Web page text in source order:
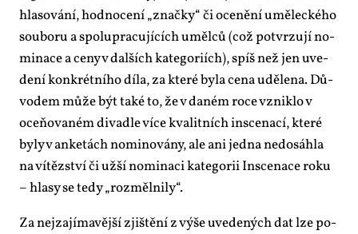
hla­so­vá­ní, hod­no­ce­ní „znač­ky“ či oce­ně­ní umě­lec­ké­ho
sou­bo­ru a spo­lu­pra­cu­jí­cích uměl­ců (což po­tvr­zu­jí no­
mi­na­ce a ce­ny v dal­ších ka­te­go­ri­ích), spíš než jen uve­
de­ní kon­krét­ní­ho dí­la, za kte­ré by­la ce­na udě­le­na. Dů­
vo­dem mů­že být ta­ké to, že v da­ném ro­ce vznik­lo v
oce­ňo­va­ném di­va­dle ví­ce kva­lit­ních in­sce­na­cí, kte­ré
by­ly v an­ke­tách no­mi­no­vá­ny, ale ani jed­na ne­do­sáh­la
na ví­těz­ství či už­ší no­mi­na­ci ka­te­go­rii In­sce­na­ce roku
– hla­sy se te­dy „roz­měl­ni­ly“.
Za nej­za­jí­ma­věj­ší zjiš­tě­ní z vý­še uve­de­ných dat lze po­